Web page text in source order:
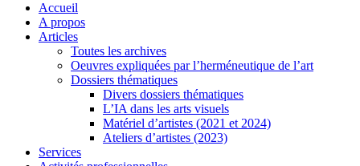
Accueil
A propos
Articles
Toutes les archives
Oeuvres expliquées par l’herméneutique de l’art
Dossiers thématiques
Divers dossiers thématiques
L’IA dans les arts visuels
Matériel d’artistes (2021 et 2024)
Ateliers d’artistes (2023)
Services